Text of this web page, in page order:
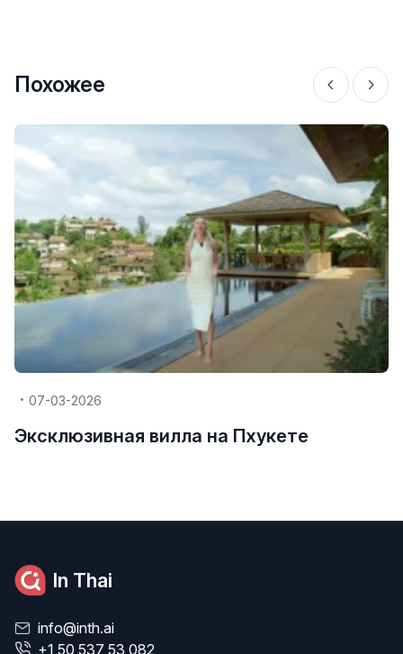
Похожее
07-03-2026
Эксклюзивная вилла на Пхукете
In Thai
info@inth.ai
+1 50 537 53 082